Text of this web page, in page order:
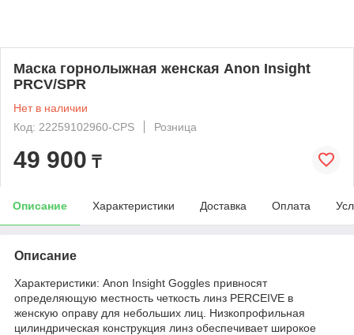
Маска горнолыжная женская Anon Insight
PRCV/SPR
Нет в наличии
Код: 22259102960-CPS
Розница
49 900 ₸
Описание Характеристики Доставка Оплата
Описание
Характеристики: Anon Insight Goggles привносят
определяющую местность четкость линз PERCEIVE в
женскую оправу для небольших лиц. Низкопрофильная
цилиндрическая конструкция линз обеспечивает широкое